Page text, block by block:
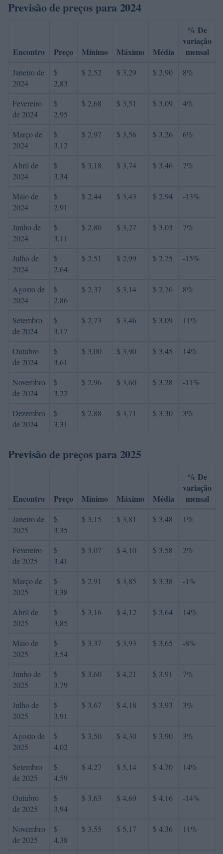
Previsão de preços para 2024
Encontro Preço Mínimo Máximo Média
% De
variação
mensal
Janeiro de
2024
$
2,83
$ 2,52 $ 3,29 $ 2,90 8%
Fevereiro
de 2024
$
2,95
$ 2,68 $ 3,51 $ 3,09 4%
Março de
2024
$
3,12
$ 2,97 $ 3,56 $ 3,26 6%
Abril de
2024
$
3,34
$ 3,18 $ 3,74 $ 3,46 7%
Maio de
2024
$
2,91
$ 2,44 $ 3,43 $ 2,94 -13%
Junho de
2024
$
3,11
$ 2,80 $ 3,27 $ 3,03 7%
Julho de
2024
$
2.64
$ 2,51 $ 2,99 $ 2,75 -15%
Agosto de
2024
$
2,86
$ 2,37 $ 3,14 $ 2,76 8%
Setembro
de 2024
$
3,17
$ 2,73 $ 3,46 $ 3,09 11%
Outubro
de 2024
$
3,61
$ 3,00 $ 3,90 $ 3,45 14%
Novembro
de 2024
$
3,22
$ 2,96 $ 3,60 $ 3,28 -11%
Dezembro
de 2024
$
3,31
$ 2,88 $ 3,71 $ 3,30 3%
Previsão de preços para 2025
Encontro Preço Mínimo Máximo Média
% De
variação
mensal
Janeiro de
2025
$
3,35
$ 3,15 $ 3,81 $ 3,48 1%
Fevereiro
de 2025
$
3,41
$ 3,07 $ 4,10 $ 3,58 2%
Março de
2025
$
3,38
$ 2,91 $ 3,85 $ 3,38 -1%
Abril de
2025
$
3,85
$ 3,16 $ 4,12 $ 3,64 14%
Maio de
2025
$
3,54
$ 3,37 $ 3,93 $ 3,65 -8%
Junho de
2025
$
3,79
$ 3,60 $ 4,21 $ 3,91 7%
Julho de
2025
$
3,91
$ 3,67 $ 4,18 $ 3,93 3%
Agosto de
2025
$
4,02
$ 3,50 $ 4,30 $ 3,90 3%
Setembro
de 2025
$
4,59
$ 4,27 $ 5,14 $ 4,70 14%
Outubro
de 2025
$
3,94
$ 3,63 $ 4,69 $ 4,16 -14%
Novembro
de 2025
$
4,38
$ 3,55 $ 5,17 $ 4,36 11%